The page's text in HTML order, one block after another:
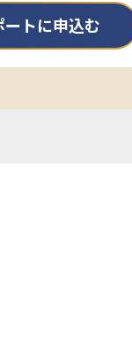
ートに申込む